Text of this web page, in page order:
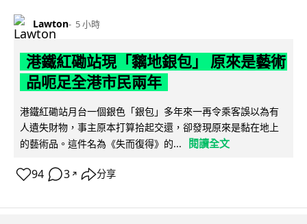
Lawton 5 小時
港鐵紅磡站現「黐地銀包」 原來是藝術
品呃足全港市民兩年
港鐵紅磡站月台一個銀色「銀包」多年來一再令乘客誤以為有
人遺失財物，事主原本打算拾起交還，卻發現原來是黏在地上
的藝術品。這件名為《失而復得》的...
閱讀全文
94 3 ↗ 分享